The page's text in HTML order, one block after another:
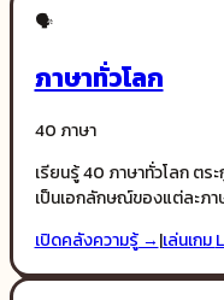
🗣️
ภาษาทั่วโลก
40 ภาษา
เรียนรู้ 40 ภาษาทั่วโลก ต
เป็นเอกลักษณ์ของแต่ละภา
เปิดคลังความรู้ →|เล่นเกม